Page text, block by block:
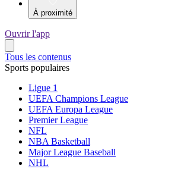
À proximité
Ouvrir l'app
Tous les contenus
Sports populaires
Ligue 1
UEFA Champions League
UEFA Europa League
Premier League
NFL
NBA Basketball
Major League Baseball
NHL